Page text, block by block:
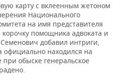
карту с вклеенным жетоном
Национального
на имя представителя
помощника адвоката и
добавил интриги,
официально находился на
обыске генеральское